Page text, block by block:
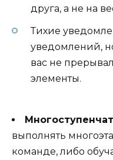
друга, а не на
Тихие
уведомлений,
вас не
элементы.
выполнять
команде, либо